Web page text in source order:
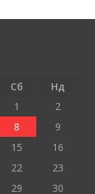
Сб
Нд
1
2
8
9
15
16
22
23
29
30